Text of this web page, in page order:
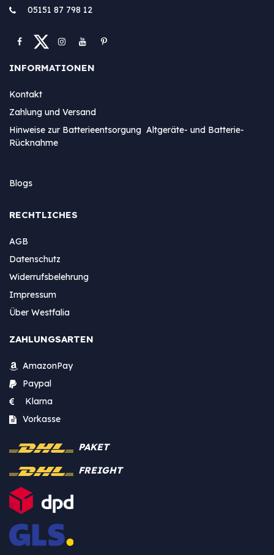
05151 87 798 12
INFORMATIONEN
Kontakt
Zahlung und Versand
Hinweise zur Batterieentsorgung Altgeräte- und Batterie-
Rücknahme
Blogs
RECHTLICHES
AGB
Datenschutz
Widerrufsbelehrung
Impressum
Über Westfalia
ZAHLUNGSARTEN
AmazonPay
Paypal
Klarna
Vorkasse
PAKET
FREIGHT